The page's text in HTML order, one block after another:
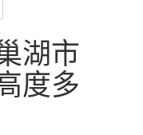
湖市
度多